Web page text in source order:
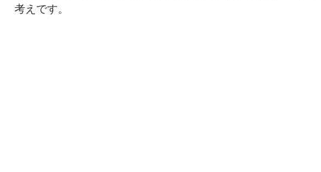
考えです。